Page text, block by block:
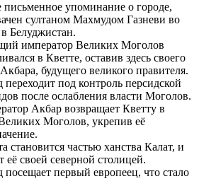
упоминание о городе,
султаном Махмудом Газневи во
Белуджистан.
император Великих Моголов
в Кветте, оставив здесь своего
будущего великого правителя.
под контроль персидской
после ослабления власти Моголов.
Акбар возвращает Кветту в
Моголов, укрепив её
становится частью ханства Калат, и
её своей северной столицей.
первый европеец, что стало